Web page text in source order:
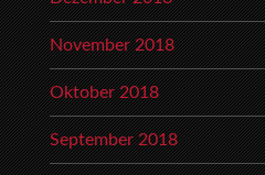
November 2018
Oktober 2018
September 2018